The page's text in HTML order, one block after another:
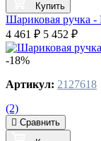
Купить
Шариковая ручка -
4 461 ₽ 5 452 ₽
-18%
Артикул: 2127618
(2)
Сравнить